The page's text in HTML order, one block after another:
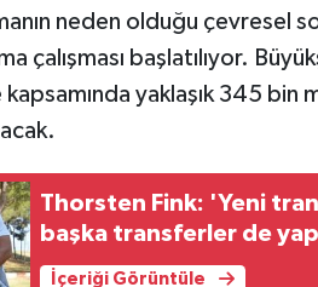
neden olduğu çevresel
çalışması başlatılıyor.
yaklaşık 345 bin
Thorsten Fink: 'Yeni
başka transferler de
İçeriği Görüntüle